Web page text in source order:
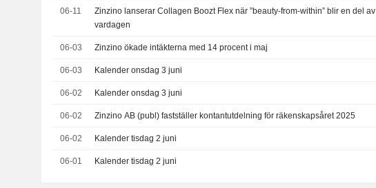
06-11
Zinzino lanserar Collagen Boozt Flex när ”beauty-from-within” blir en del av
vardagen
06-03 Zinzino ökade intäkterna med 14 procent i maj
06-03 Kalender onsdag 3 juni
06-02 Kalender onsdag 3 juni
06-02 Zinzino AB (publ) fastställer kontantutdelning för räkenskapsåret 2025
06-02 Kalender tisdag 2 juni
06-01 Kalender tisdag 2 juni